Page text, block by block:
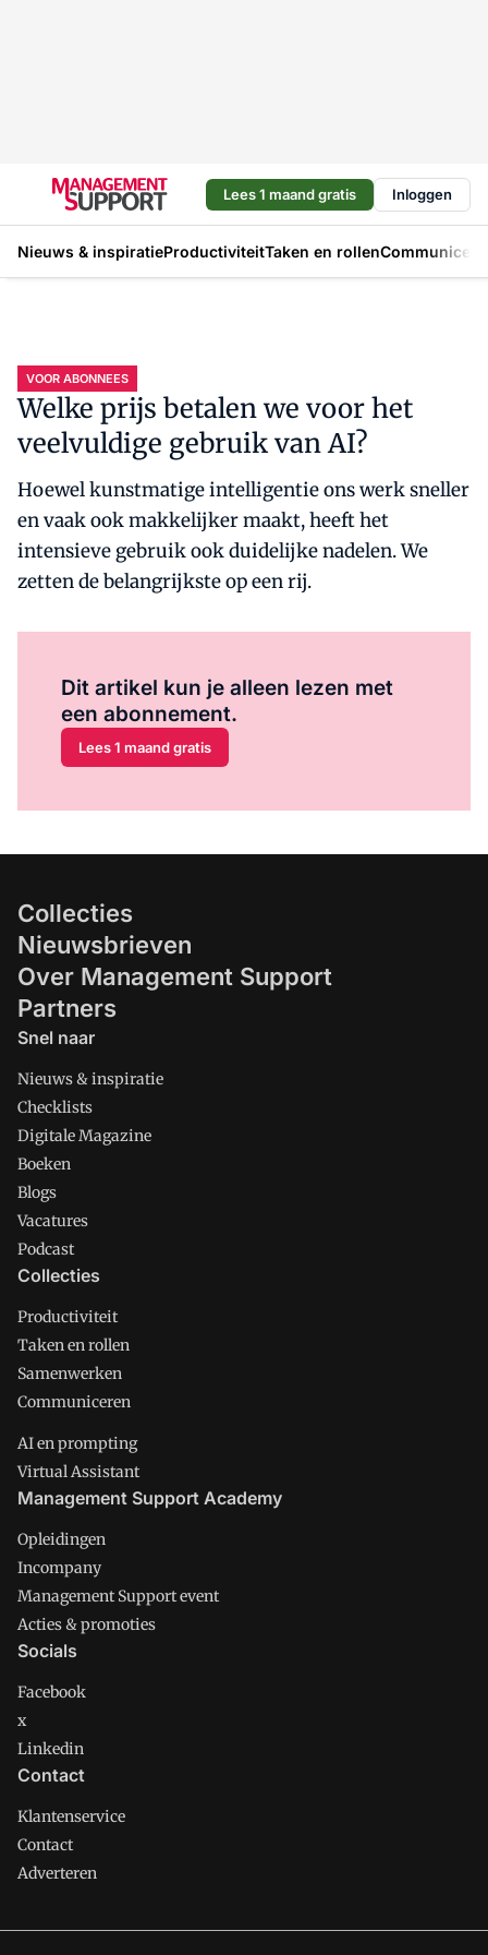
Lees 1 maand gratis Inloggen
Nieuws & inspiratieProductiviteitTaken en rollen
VOOR ABONNEES
Welke prijs betalen we voor het
veelvuldige gebruik van AI?
Hoewel kunstmatige intelligentie ons werk sneller
en vaak ook makkelijker maakt, heeft het
intensieve gebruik ook duidelijke nadelen. We
zetten de belangrijkste op een rij.
Dit artikel kun je alleen lezen met
een abonnement.
Lees 1 maand gratis
Collecties
Nieuwsbrieven
Over Management Support
Partners
Snel naar
Nieuws & inspiratie
Checklists
Digitale Magazine
Boeken
Blogs
Vacatures
Podcast
Collecties
Productiviteit
Taken en rollen
Samenwerken
Communiceren
AI en prompting
Virtual Assistant
Management Support Academy
Opleidingen
Incompany
Management Support event
Acties & promoties
Socials
Facebook
x
Linkedin
Contact
Klantenservice
Contact
Adverteren